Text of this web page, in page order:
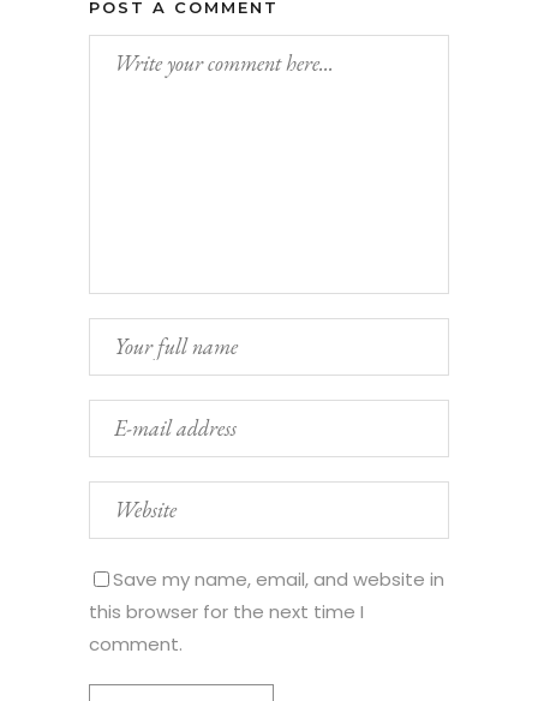
POST A COMMENT
Save my name, email, and website in
this browser for the next time I
comment.